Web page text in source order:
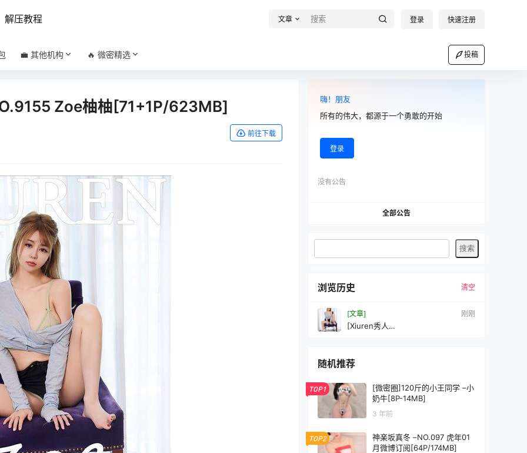
解压教程 文章 登录 快速注册
💼 其他机构 🔥 微密精选 投稿
Zoe柚柚[71+1P/623MB]
前往下载
嗨！朋友
所有的伟大，都源于一个勇敢的开始
登录
没有公告
全部公告
浏览历史 清空
[文章] 刚刚
[Xiuren秀人
随机推荐
TOP1
[微密圈]120斤的小王同学 –小
奶牛[8P-14MB]
3 年前
TOP2
神楽坂真冬 –NO.097 虎年01
月微博订阅[64P/174MB]